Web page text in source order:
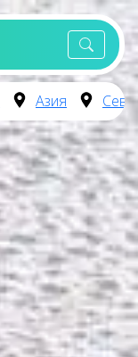
Азия